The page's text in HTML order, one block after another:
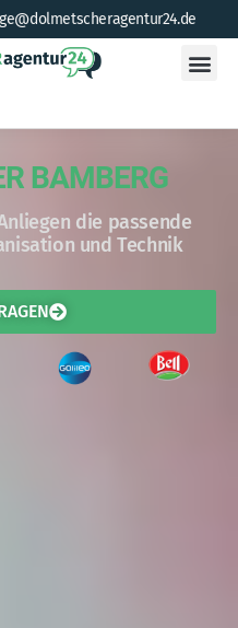
BAMBERG
die passende
und Technik